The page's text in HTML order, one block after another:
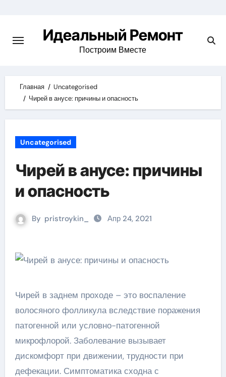
content
Идеальный Ремонт
Построим Вместе
Главная
Uncategorised
Чирей в анусе: причины и опасность
Uncategorised
Чирей в анусе: причины
и опасность
By pristroykin_ Апр 24, 2021
Чирей в заднем проходе – это воспаление
волосяного фолликула вследствие поражения
патогенной или условно-патогенной
микрофлорой. Заболевание вызывает
дискомфорт при движении, трудности при
дефекации. Симптоматика сходна с